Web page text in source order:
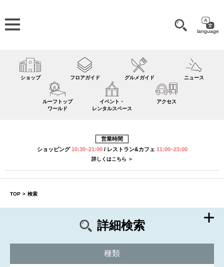
language
ショップ フロアガイド グルメガイド ニュース
ルーフトップ
ワールド
イベント・
レンタルスペース
アクセス
営業時間
ショッピング10:30~21:00 / レストラン&カフェ 11:00~23:00
詳しくはこちら ＞
TOP > 検索
詳細検索
種類